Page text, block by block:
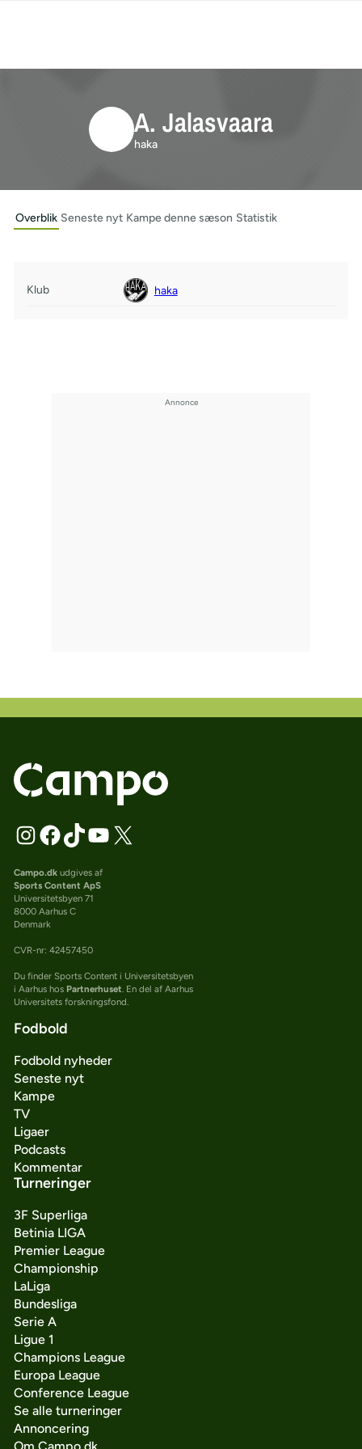
A. Jalasvaara
haka
Overblik Seneste nyt Kampe denne sæson Statistik
Klub haka
Campo.dkudgives af
Sports Content ApS
Universitetsbyen 71
8000 Aarhus C
Denmark
CVR-nr: 42457450
Du finder Sports Content i Universitetsbyen
i Aarhus hos Partnerhuset. En del af Aarhus
Universitets forskningsfond.
Fodbold
Fodbold nyheder
Seneste nyt
Kampe
TV
Ligaer
Podcasts
Kommentar
Turneringer
3F Superliga
Betinia LIGA
Premier League
Championship
LaLiga
Bundesliga
Serie A
Ligue 1
Champions League
Europa League
Conference League
Se alle turneringer
Annoncering